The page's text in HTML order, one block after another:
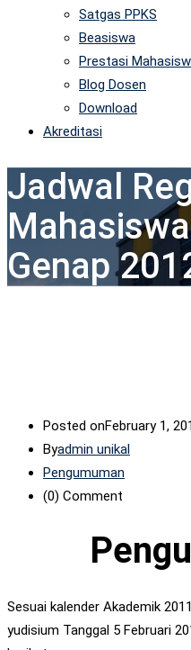
Satgas PPKS
Beasiswa
Prestasi
Blog Dosen
Download
Akreditasi
Jadwal
Genap
Posted onFebruary 1,
Byadmin unikal
Pengumuman
(0) Comment
Sesuai kalender Akademik
yudisium Tanggal 5 Februari